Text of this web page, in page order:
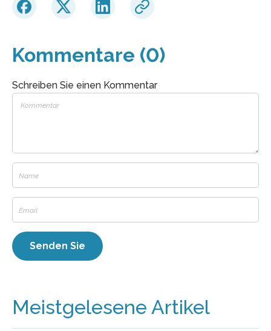
Kommentare (0)
Schreiben Sie einen Kommentar
Meistgelesene Artikel